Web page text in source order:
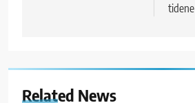
tidene
Related News